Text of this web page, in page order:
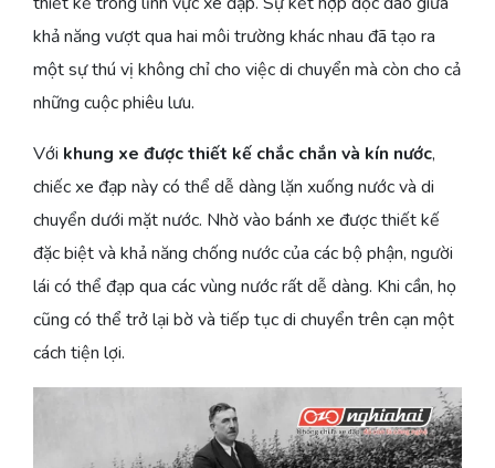
khả năng vượt qua hai môi trường khác nhau đã tạo ra
một sự thú vị không chỉ cho việc di chuyển mà còn cho cả
những cuộc phiêu lưu.
Với khung xe được thiết kế chắc chắn và kín nước,
chiếc xe đạp này có thể dễ dàng lặn xuống nước và di
chuyển dưới mặt nước. Nhờ vào bánh xe được thiết kế
đặc biệt và khả năng chống nước của các bộ phận, người
lái có thể đạp qua các vùng nước rất dễ dàng. Khi cần, họ
cũng có thể trở lại bờ và tiếp tục di chuyển trên cạn một
cách tiện lợi.